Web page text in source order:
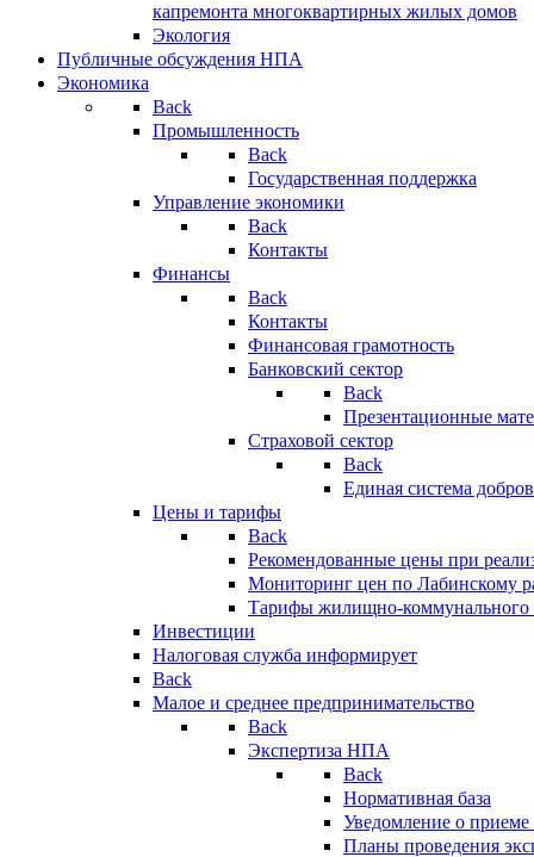
капремонта многоквартирных жилых домов
Экология
Публичные обсуждения НПА
Экономика
Back
Промышленность
Back
Государственная поддержка
Управление экономики
Back
Контакты
Финансы
Back
Контакты
Финансовая грамотность
Банковский сектор
Back
Презентационные
Страховой сектор
Back
Единая система
Цены и тарифы
Back
Рекомендованные цены при
Мониторинг цен по Лабинскому
Тарифы жилищно-коммунального
Инвестиции
Налоговая служба информирует
Back
Малое и среднее предпринимательство
Back
Экспертиза НПА
Back
Нормативная база
Уведомление о
Планы проведения